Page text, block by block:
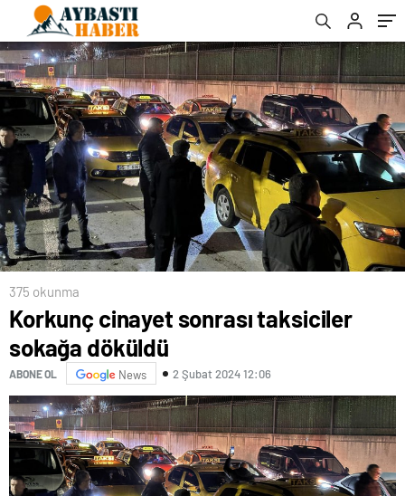
375 okunma
Korkunç cinayet sonrası taksiciler
sokağa döküldü
ABONE OL News 2 Şubat 2024 12:06